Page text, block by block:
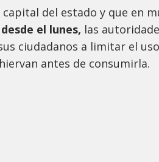
capital del estado y que en
el lunes, las
ciudadanos a limitar el
antes de consumirla.